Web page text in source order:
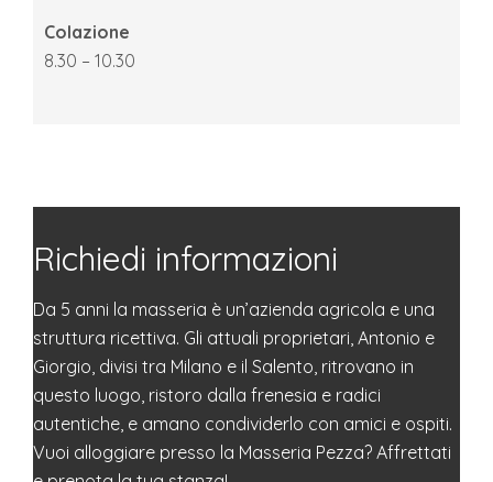
Colazione
8.30 – 10.30
Richiedi informazioni
Da 5 anni la masseria è un’azienda agricola e una
struttura ricettiva. Gli attuali proprietari, Antonio e
Giorgio, divisi tra Milano e il Salento, ritrovano in
questo luogo, ristoro dalla frenesia e radici
autentiche, e amano condividerlo con amici e ospiti.
Vuoi alloggiare presso la Masseria Pezza? Affrettati